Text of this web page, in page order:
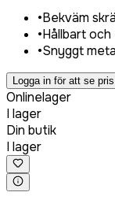
•Bekväm
•Hållbart
•Snyggt
Logga in för att se pris
Onlinelager
I lager
Din butik
I lager